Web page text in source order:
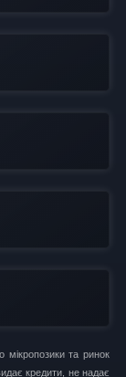
мікропозики та ринок
кредити, не надає